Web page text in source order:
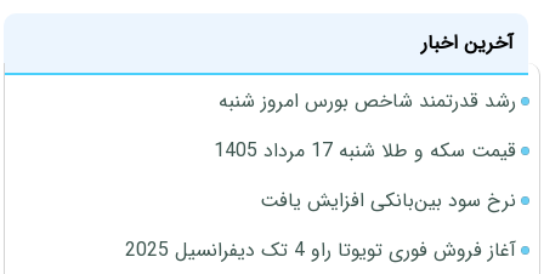
آخرین اخبار
رشد قدرتمند شاخص بورس امروز شنبه
قیمت سکه و طلا شنبه 17 مرداد 1405
نرخ سود بین‌بانکی افزایش یافت
آغاز فروش فوری تویوتا راو 4 تک دیفرانسیل 2025